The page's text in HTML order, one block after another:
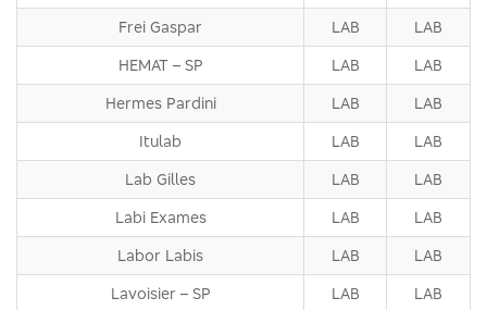
Frei Gaspar LAB LAB
HEMAT – SP LAB LAB
Hermes Pardini LAB LAB
Itulab LAB LAB
Lab Gilles LAB LAB
Labi Exames LAB LAB
Labor Labis LAB LAB
Lavoisier – SP LAB LAB